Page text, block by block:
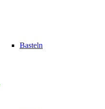
Basteln